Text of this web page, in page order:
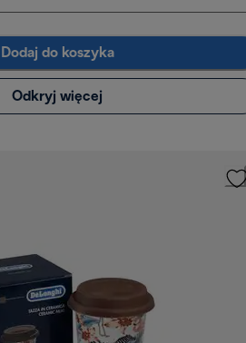
Dodaj do koszyka
Odkryj więcej